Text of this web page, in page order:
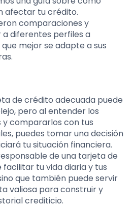
afectar tu crédito.
comparaciones y
diferentes perfiles a
mejor se adapte a sus
de crédito adecuada puede
pero al entender los
compararlos con tus
puedes tomar una decisión
tu situación financiera.
de una tarjeta de
tu vida diaria y tus
que también puede servir
valiosa para construir y
crediticio.